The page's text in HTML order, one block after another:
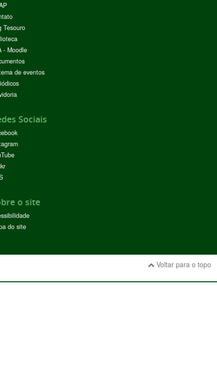
Tesouro
- Moodle
de eventos
Sociais
o site
do site
Voltar para o topo